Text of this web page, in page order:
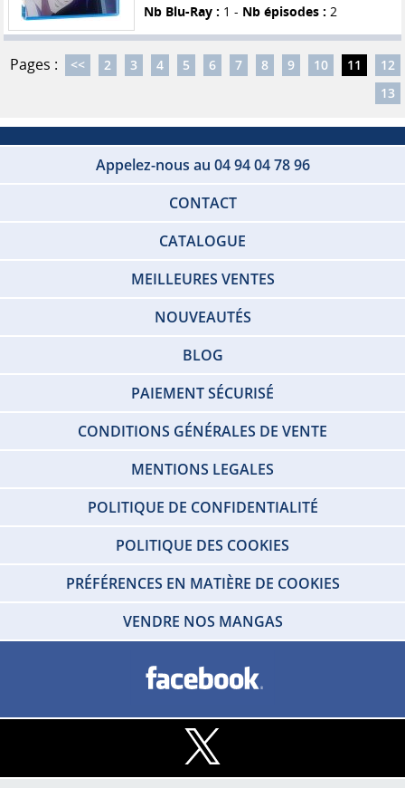
Nb Blu-Ray : 1 - Nb épisodes : 2
Pages : << 2 3 4 5 6 7 8 9 10 11
12
13
Appelez-nous au 04 94 04 78 96
CONTACT
CATALOGUE
MEILLEURES VENTES
NOUVEAUTÉS
BLOG
PAIEMENT SÉCURISÉ
CONDITIONS GÉNÉRALES DE VENTE
MENTIONS LEGALES
POLITIQUE DE CONFIDENTIALITÉ
POLITIQUE DES COOKIES
PRÉFÉRENCES EN MATIÈRE DE COOKIES
VENDRE NOS MANGAS